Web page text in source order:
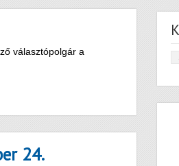
választópolgár a
24.